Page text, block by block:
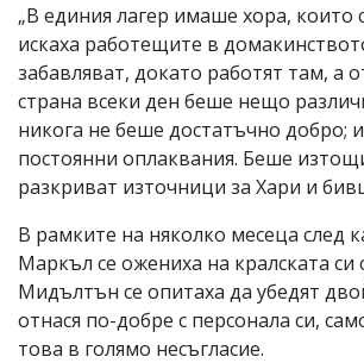
„В единия лагер имаше хора, които
искаха работещите в
забавляват, докато работят там, а
страна всеки ден беше нещо
никога не беше достатъчно добро;
постоянни оплаквания. Беше
разкриват източници за Хари и
В рамките на няколко месеца след
Маркъл се ожениха на кралската си
Мидълтън се опитаха да убедят
отнася по-добре с персонала си,
това в голямо несъгласие.